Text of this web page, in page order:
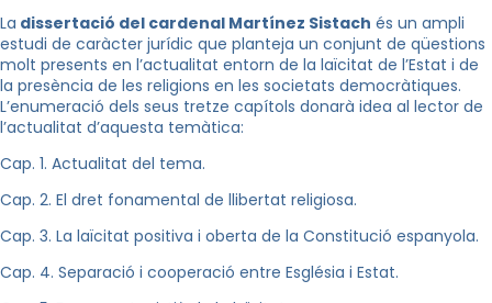
La dissertació del cardenal Martínez Sistach és un ampli
estudi de caràcter jurídic que planteja un conjunt de qüestions
molt presents en l’actualitat entorn de la laïcitat de l’Estat i de
la presència de les religions en les societats democràtiques.
L’enumeració dels seus tretze capítols donarà idea al lector de
l’actualitat d’aquesta temàtica:
Cap. 1. Actualitat del tema.
Cap. 2. El dret fonamental de llibertat religiosa.
Cap. 3. La laïcitat positiva i oberta de la Constitució espanyola.
Cap. 4. Separació i cooperació entre Església i Estat.